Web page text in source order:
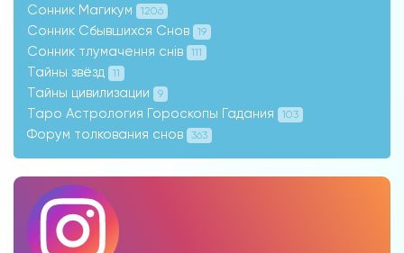
Сонник Магикум 1206
Сонник Сбывшихся Снов 19
Сонник тлумачення снів 111
Тайны звёзд 11
Тайны цивилизации 9
Таро Астрология Гороскопы Гадания 103
Форум толкования снов 363